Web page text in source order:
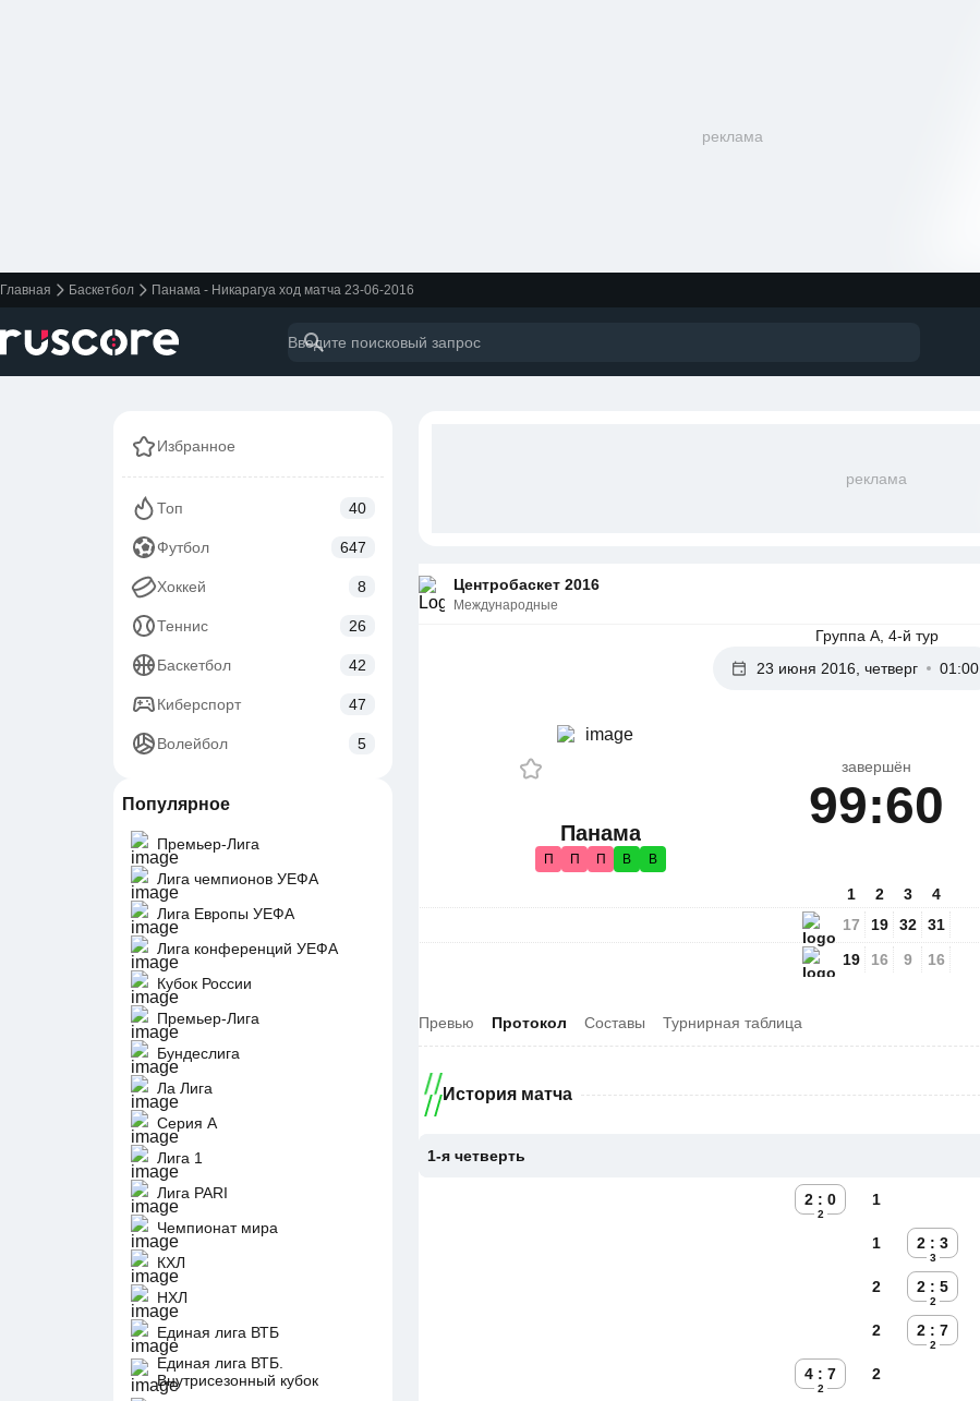
реклама
Главная Баскетбол Панама - Никарагуа ход матча 23-06-2016
Избранное
Топ 40
Футбол 647
Хоккей 8
Теннис 26
Баскетбол 42
Киберспорт 47
Волейбол 5
Популярное
Премьер-Лига
Лига чемпионов УЕФА
Лига Европы УЕФА
Лига конференций УЕФА
Кубок России
Премьер-Лига
Бундеслига
Ла Лига
Серия А
Лига 1
Лига PARI
Чемпионат мира
КХЛ
НХЛ
Единая лига ВТБ
Единая лига ВТБ.
Внутрисезонный кубок
реклама
Центробаскет 2016
Международные
Группа А, 4-й тур
23 июня 2016, четверг
01:00
Панама
П П П В В
завершён
99:60
1
17
19
2
19
16
3
32
9
4
31
16
Превью Протокол Составы Турнирная таблица
История матча
1-я четверть
2 : 0
2
1
2 : 3
3
1
2 : 5
2
2
2 : 7
2
2
4 : 7
2
2